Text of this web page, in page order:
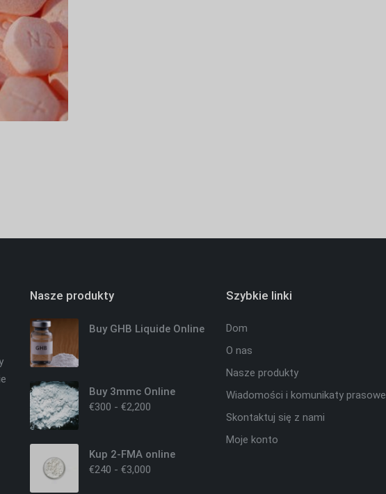
Nasze produkty
Buy GHB Liquide Online
Buy 3mmc Online
€300 - €2,200
Kup 2-FMA online
€240 - €3,000
Szybkie linki
Dom
O nas
Nasze produkty
Wiadomości i komunikaty prasowe
Skontaktuj się z nami
Moje konto